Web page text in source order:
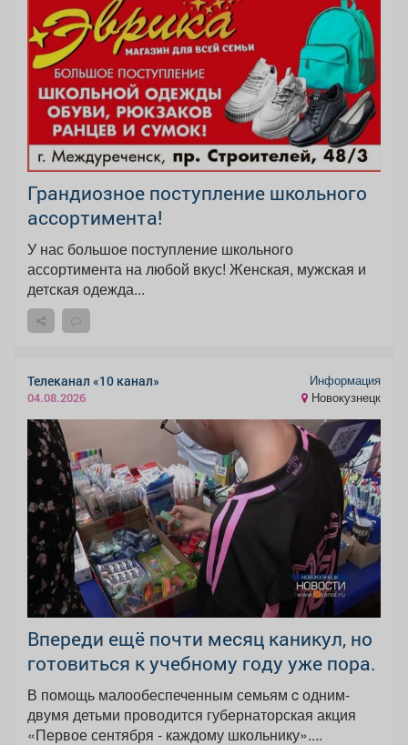
Грандиозное поступление школьного
ассортимента!
У нас большое поступление школьного
ассортимента на любой вкус! Женская, мужская и
детская одежда...
Телеканал «10 канал»
04.08.2026
Информация
Новокузнецк
Впереди ещё почти месяц каникул, но
готовиться к учебному году уже пора.
В помощь малообеспеченным семьям c одним-
двумя детьми проводится губернаторская акция
«Первое сентября - каждому школьнику»....